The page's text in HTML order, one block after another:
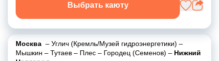
Выбрать каюту
Москва – Углич (Кремль/Музей гидроэнергетики) –
Мышкин – Тутаев – Плес – Городец (Семенов) – Нижний